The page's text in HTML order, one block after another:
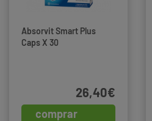
Absorvit Smart Plus
Caps X 30
comprar
26,40€